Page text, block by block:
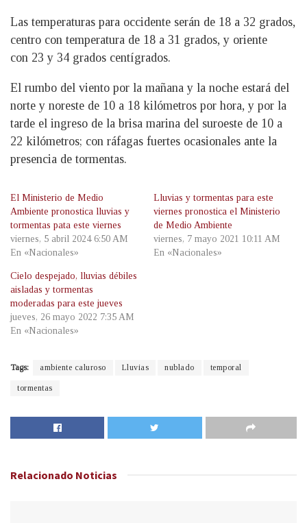
Las temperaturas para occidente serán de 18 a 32 grados,
centro con temperatura de 18 a 31 grados, y oriente
con 23 y 34 grados centígrados.
El rumbo del viento por la mañana y la noche estará del
norte y noreste de 10 a 18 kilómetros por hora, y por la
tarde el ingreso de la brisa marina del suroeste de 10 a
22 kilómetros; con ráfagas fuertes ocasionales ante la
presencia de tormentas.
El Ministerio de Medio
Ambiente pronostica lluvias y
tormentas pata este viernes
viernes, 5 abril 2024 6:50 AM
En «Nacionales»
Lluvias y tormentas para este
viernes pronostica el Ministerio
de Medio Ambiente
viernes, 7 mayo 2021 10:11 AM
En «Nacionales»
Cielo despejado, lluvias débiles
aisladas y tormentas
moderadas para este jueves
jueves, 26 mayo 2022 7:35 AM
En «Nacionales»
Tags: ambiente caluroso Lluvias nublado temporal
tormentas
Relacionado Noticias